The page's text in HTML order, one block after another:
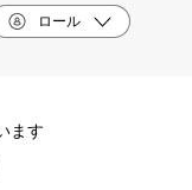
ロール
ます